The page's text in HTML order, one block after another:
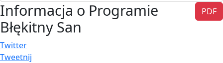
PDF
Informacja o Programie
Błękitny San
Twitter
Tweetnij